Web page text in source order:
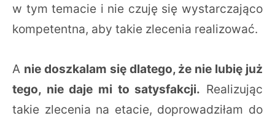
w tym temacie i nie czuję się wystarczająco
kompetentna, aby takie zlecenia realizować.
A nie doszkalam się dlatego, że nie lubię już
tego, nie daje mi to satysfakcji. Realizując
takie zlecenia na etacie, doprowadziłam do